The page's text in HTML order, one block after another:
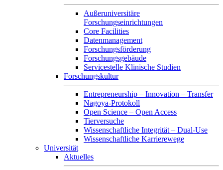
Außeruniversitäre
Forschungseinrichtungen
Core Facilities
Datenmanagement
Forschungsförderung
Forschungsgebäude
Servicestelle Klinische Studien
Forschungskultur
Entrepreneurship – Innovation – Transfer
Nagoya-Protokoll
Open Science – Open Access
Tierversuche
Wissenschaftliche Integrität – Dual-Use
Wissenschaftliche Karrierewege
Universität
Aktuelles